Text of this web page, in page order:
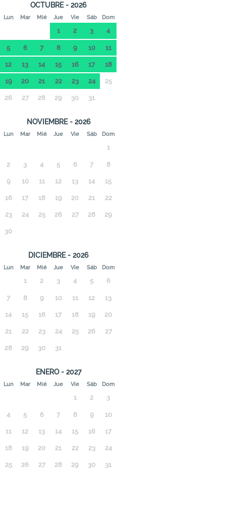
OCTUBRE - 2026
Lun Mar Mié Jue Vie Sáb Dom
1 2 3 4
5 6 7 8 9 10 11
12 13 14 15 16 17 18
19 20 21 22 23 24 25
26 27 28 29 30 31
NOVIEMBRE - 2026
Lun Mar Mié Jue Vie Sáb Dom
1
2 3 4 5 6 7 8
9 10 11 12 13 14 15
16 17 18 19 20 21 22
23 24 25 26 27 28 29
30
DICIEMBRE - 2026
Lun Mar Mié Jue Vie Sáb Dom
1 2 3 4 5 6
7 8 9 10 11 12 13
14 15 16 17 18 19 20
21 22 23 24 25 26 27
28 29 30 31
ENERO - 2027
Lun Mar Mié Jue Vie Sáb Dom
1 2 3
4 5 6 7 8 9 10
11 12 13 14 15 16 17
18 19 20 21 22 23 24
25 26 27 28 29 30 31